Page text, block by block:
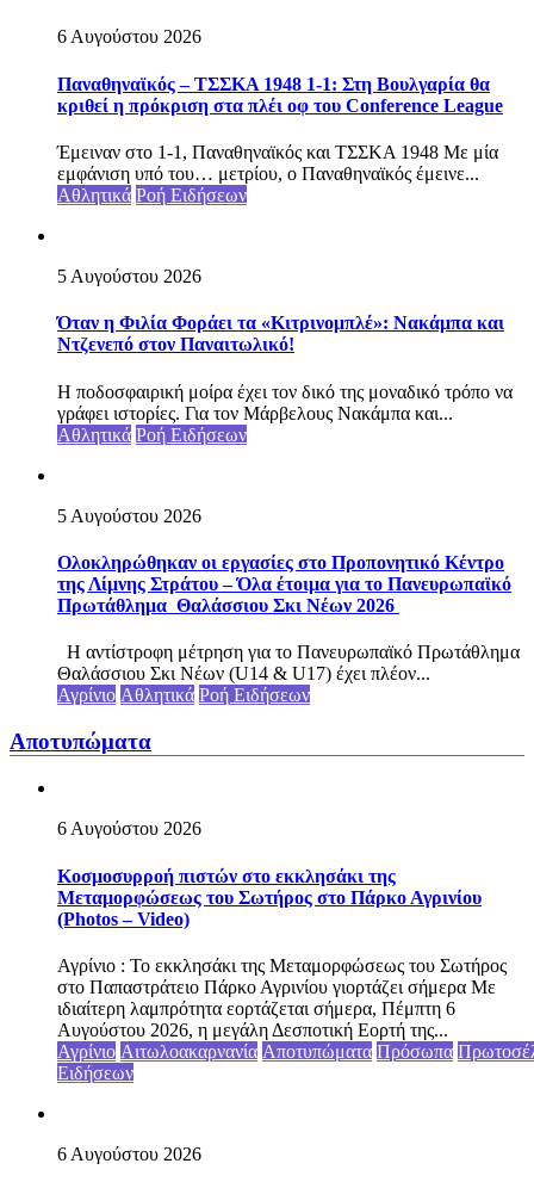
6 Αυγούστου 2026
Παναθηναϊκός – ΤΣΣΚΑ 1948 1-1: Στη Βουλγαρία θα
κριθεί η πρόκριση στα πλέι οφ του Conference League
Έμειναν στο 1-1, Παναθηναϊκός και ΤΣΣΚΑ 1948 Με μία
εμφάνιση υπό του… μετρίου, ο Παναθηναϊκός έμεινε...
Αθλητικά Ροή Ειδήσεων
5 Αυγούστου 2026
Όταν η Φιλία Φοράει τα «Κιτρινομπλέ»: Νακάμπα και
Ντζενεπό στον Παναιτωλικό!
Η ποδοσφαιρική μοίρα έχει τον δικό της μοναδικό τρόπο να
γράφει ιστορίες. Για τον Μάρβελους Νακάμπα και...
Αθλητικά Ροή Ειδήσεων
5 Αυγούστου 2026
Ολοκληρώθηκαν οι εργασίες στο Προπονητικό Κέντρο
της Λίμνης Στράτου – Όλα έτοιμα για το Πανευρωπαϊκό
Πρωτάθλημα Θαλάσσιου Σκι Νέων 2026
Η αντίστροφη μέτρηση για το Πανευρωπαϊκό Πρωτάθλημα
Θαλάσσιου Σκι Νέων (U14 & U17) έχει πλέον...
Αγρίνιο Αθλητικά Ροή Ειδήσεων
Αποτυπώματα
6 Αυγούστου 2026
Κοσμοσυρροή πιστών στο εκκλησάκι της
Μεταμορφώσεως του Σωτήρος στο Πάρκο Αγρινίου
(Photos – Video)
Αγρίνιο : Το εκκλησάκι της Μεταμορφώσεως του Σωτήρος
στο Παπαστράτειο Πάρκο Αγρινίου γιορτάζει σήμερα Με
ιδιαίτερη λαμπρότητα εορτάζεται σήμερα, Πέμπτη 6
Αυγούστου 2026, η μεγάλη Δεσποτική Εορτή της...
Αγρίνιο Αιτωλοακαρνανία Αποτυπώματα Πρόσωπα
Ειδήσεων
6 Αυγούστου 2026